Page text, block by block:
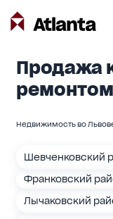
Продажа
Недвижимость во
Шевченковский
Франковский
Лычаковский